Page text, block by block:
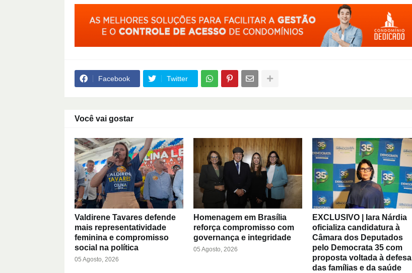
Facebook Twitter
Você vai gostar
Valdirene Tavares defende
mais representatividade
feminina e compromisso
social na política
05 Agosto, 2026
Homenagem em Brasília
reforça compromisso com
governança e integridade
05 Agosto, 2026
EXCLUSIVO | Iara Nárdia
oficializa candidatura à
Câmara dos Deputados
pelo Democrata 35 com
proposta voltada à defesa
das famílias e da saúde